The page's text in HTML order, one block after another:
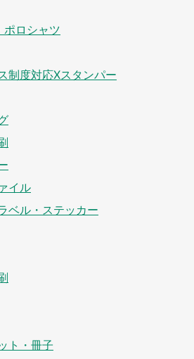
ポロシャツ
制度対応Xスタンパー
イル
ベル・ステッカー
ト・冊子